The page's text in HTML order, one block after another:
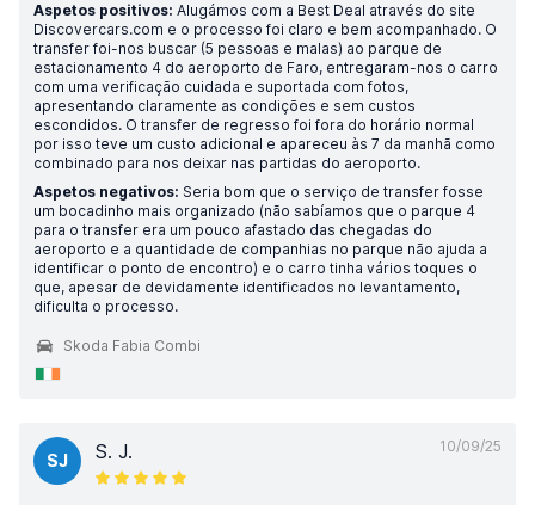
Aspetos positivos: Alugámos com a Best Deal através do site
Discovercars.com e o processo foi claro e bem acompanhado. O
transfer foi-nos buscar (5 pessoas e malas) ao parque de
estacionamento 4 do aeroporto de Faro, entregaram-nos o carro
com uma verificação cuidada e suportada com fotos,
apresentando claramente as condições e sem custos
escondidos. O transfer de regresso foi fora do horário normal
por isso teve um custo adicional e apareceu às 7 da manhã como
combinado para nos deixar nas partidas do aeroporto.
Aspetos negativos: Seria bom que o serviço de transfer fosse
um bocadinho mais organizado (não sabíamos que o parque 4
para o transfer era um pouco afastado das chegadas do
aeroporto e a quantidade de companhias no parque não ajuda a
identificar o ponto de encontro) e o carro tinha vários toques o
que, apesar de devidamente identificados no levantamento,
dificulta o processo.
Skoda Fabia Combi
10/09/25
SJ S. J.